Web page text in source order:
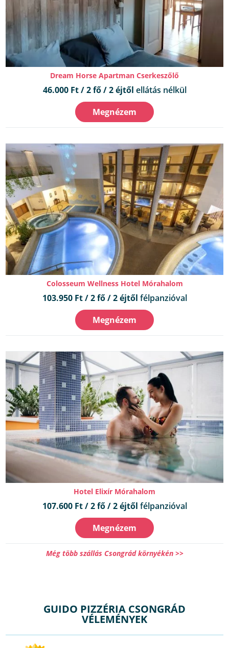
Dream Horse Apartman Cserkeszőlő
46.000 Ft / 2 fő / 2 éjtől ellátás nélkül
Megnézem
Colosseum Wellness Hotel Mórahalom
103.950 Ft / 2 fő / 2 éjtől félpanzióval
Megnézem
Hotel Elixír Mórahalom
107.600 Ft / 2 fő / 2 éjtől félpanzióval
Megnézem
Még több szállás Csongrád környékén >>
GUIDO PIZZÉRIA CSONGRÁD
VÉLEMÉNYEK